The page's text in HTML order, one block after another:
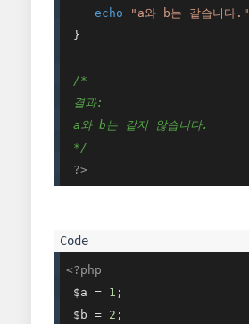
echo
"a와 b는 같습니다."
}
/*
결과:
a와 b는 같지 않습니다.
*/
?>
<?php
$a = 1 ;
$b = 2 ;